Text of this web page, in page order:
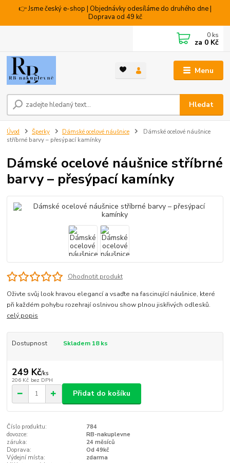
👉 Jsme český e-shop | Objednávky odesíláme do druhého dne |
Doprava od 49 kč
Menu
Hledat
0 ks
za 0 Kč
Úvod Šperky Dámské ocelové náušnice
Dámské ocelové náušnice
stříbrné barvy – přesýpací kamínky
Dámské ocelové náušnice stříbrné
barvy – přesýpací kamínky
Ohodnotit produkt
Oživte svůj look hravou elegancí a vsaďte na fascinující náušnice, které
při každém pohybu rozehrají oslnivou show plnou jiskřivých odlesků.
celý popis
Dostupnost Skladem 18 ks
249 Kč/ks
206 Kč bez DPH
Přidat do košíku
Číslo produktu:
784
dovozce:
RB-nakuplevne
záruka:
24 měsíců
Doprava:
Od 49kč
Výdejní místa:
zdarma